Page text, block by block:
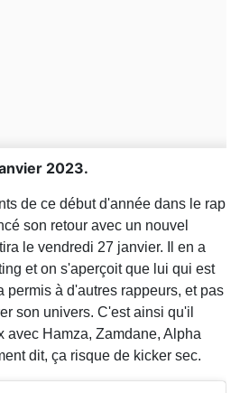
2023.
de ce début d'année dans le rap
son retour avec un nouvel
le vendredi 27 janvier. Il en a
et on s'aperçoit que lui qui est
permis à d'autres rappeurs, et pas
son univers. C'est ainsi qu'il
avec Hamza, Zamdane, Alpha
dit, ça risque de kicker sec.